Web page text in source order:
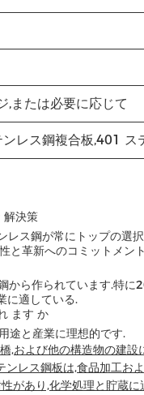
,または必要に応じて
レス鋼複合板,401 ス
解決策
レス鋼が常にトップの選
と革新へのコミットメン
ら作られています.特
に適している.
ます か
途と産業に理想的です.
,および他の構造物の建設
レス鋼板は,食品加工お
があり,化学処理と貯蔵に